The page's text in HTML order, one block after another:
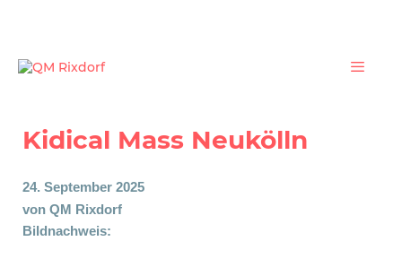
Kidical Mass Neukölln
24. September 2025
von QM Rixdorf
Bildnachweis: